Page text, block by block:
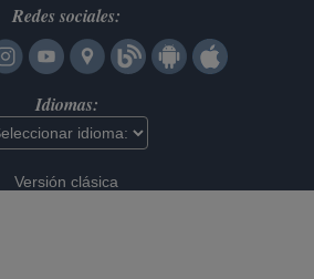
Redes sociales:
Idiomas:
Versión clásica